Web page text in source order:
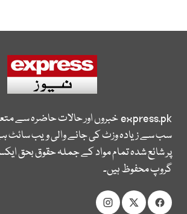
express.pkخبروں اور حالات حاضرہ سے
سب سے زیادہ وزٹ کی جانے والی ویب
پر شائع شدہ تمام مواد کے جملہ حقوق بحق
گروپ محفوظ ہیں۔